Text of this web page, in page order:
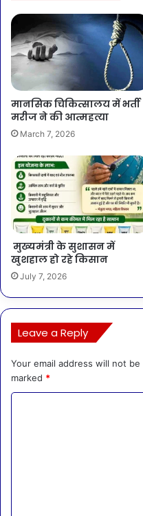
मानसिक चिकित्सालय में भर्ती
मरीज ने की आत्महत्या
March 7, 2026
मुख्यमंत्री के सुशासन में
खुशहाल हो रहे किसान
July 7, 2026
Leave a Reply
Your email address will not be
marked *